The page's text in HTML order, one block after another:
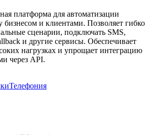
платформа для автоматизации
и клиентами. Позволяет гибко
сценарии, подключать SMS,
и другие сервисы. Обеспечивает
нагрузках и упрощает интеграцию
через API.
Телефония